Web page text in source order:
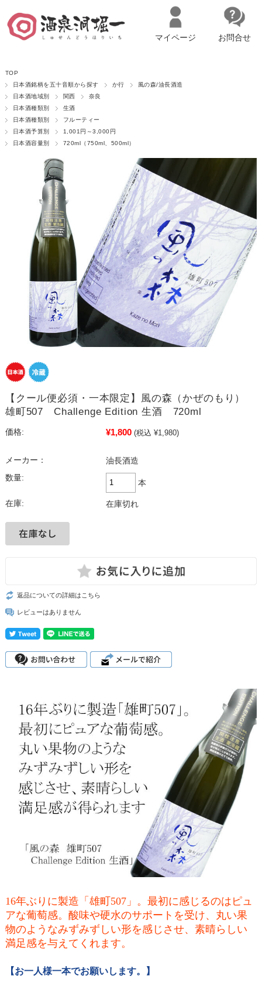
マイページへログイン
マイページ お問合せ
TOP
日本酒銘柄を五十音順から探す
か行
風の森/油長酒造
日本酒地域別
関西
奈良
日本酒種類別
生酒
日本酒種類別
フルーティー
日本酒予算別
1,001円～3,000円
日本酒容量別
720ml（750ml、500ml）
【クール便必須・一本限定】風の森（かぜのもり）
雄町507 Challenge Edition 生酒 720ml
価格: ¥1,800 (税込 ¥1,980)
メーカー：
油長酒造
数量:
本
在庫: 在庫切れ
返品についての詳細はこちら
レビューはありません
16年ぶりに製造「雄町507」。最初に感じるのはピュ
アな葡萄感。酸味や硬水のサポートを受け、丸い果
物のようなみずみずしい形を感じさせ、素晴らしい
満足感を与えてくれます。
【お一人様一本でお願いします。】